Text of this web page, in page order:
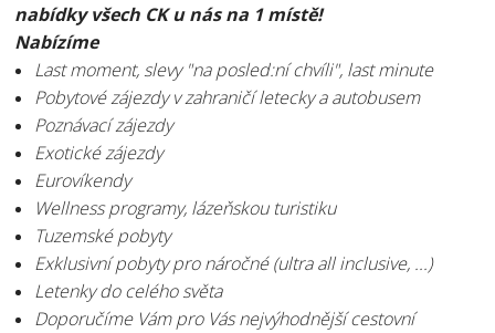
nabídky všech CK u nás na 1 místě!
Nabízíme
Last moment, slevy "na posled:ní chvíli", last minute
Pobytové zájezdy v zahraničí letecky a autobusem
Poznávací zájezdy
Exotické zájezdy
Eurovíkendy
Wellness programy, lázeňskou turistiku
Tuzemské pobyty
Exklusivní pobyty pro náročné (ultra all inclusive, ...)
Letenky do celého světa
Doporučíme Vám pro Vás nejvýhodnější cestovní